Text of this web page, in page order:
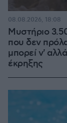
Μυστήριο
που δεν
μπορεί ν'
έκρηξης
08.08.2026, 18:08